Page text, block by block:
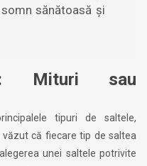
sănătoasă și
Mituri sau
tipuri de saltele,
că fiecare tip de saltea
unei saltele potrivite